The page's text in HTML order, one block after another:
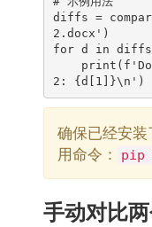
diffs =
2.docx')
for d in
确保已经安装
用命令：
pip
手动对比